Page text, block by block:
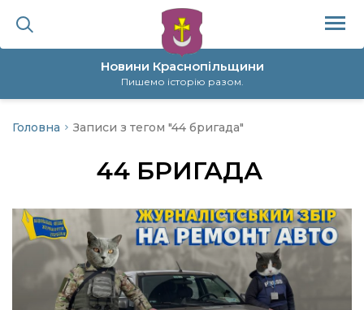
Новини Краснопільщини
Пишемо історію разом.
політика
Головна Записи з тегом "44 бригада"
44 БРИГАДА